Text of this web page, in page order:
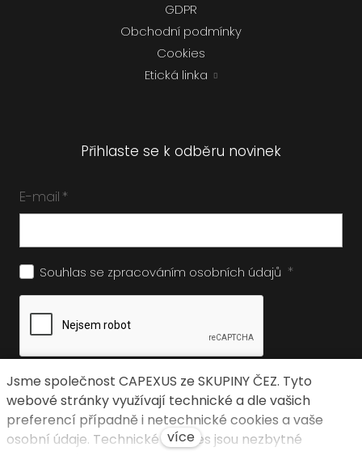
GDPR
Obchodní podmínky
Cookies
Etická linka
Přihlaste se k odběru novinek
E-mail *
Souhlas se zpracováním osobních údajů *
Odeslat
Jsme společnost CAPEXUS ze SKUPINY ČEZ. Tyto
webové stránky využívají technické a dle vašich
preferencí případně i netechnické cookies a vaše
osobní údaje. Technické cookies jsou nezbytné
více